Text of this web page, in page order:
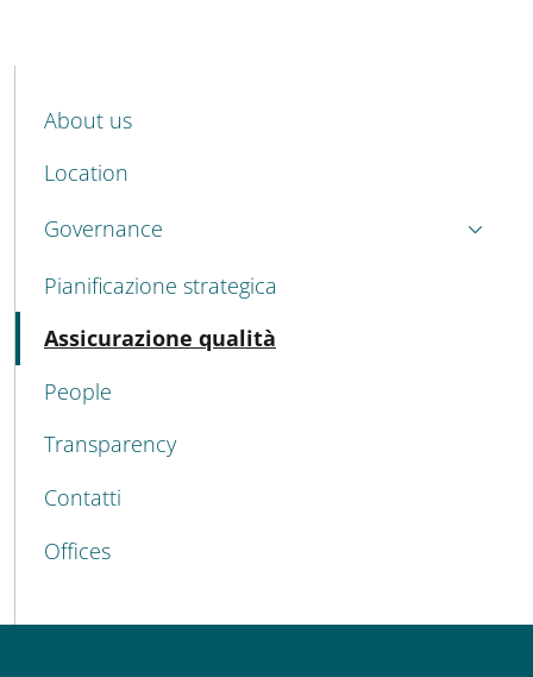
MENU CEV SECOND NAVIGATION
About us
Location
Governance
Pianificazione strategica
Assicurazione qualità
People
Transparency
Contatti
Offices